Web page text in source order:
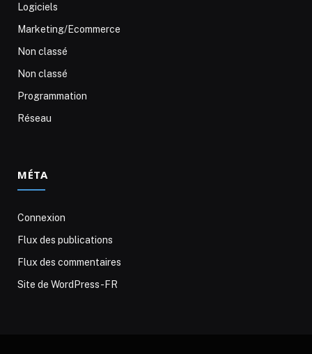
Logiciels
Marketing/Ecommerce
Non classé
Non classé
Programmation
Réseau
MÉTA
Connexion
Flux des publications
Flux des commentaires
Site de WordPress-FR